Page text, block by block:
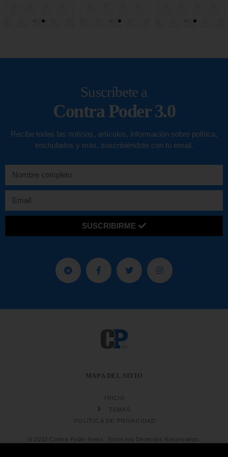
Suscríbete a
Contra Poder 3.0
Recibe todas las noticias, artículos, información sobre política,
enchufados y más, suscribiéndote con tu email.
SUSCRIBIRME
MAPA DEL SITIO
INICIO
TEMAS
POLÍTICA DE PRIVACIDAD
© 2022 Contra Poder News. Todos los Derechos Reservados.